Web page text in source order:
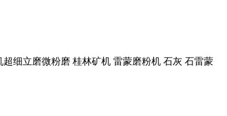
细立磨微粉磨 桂林矿机 雷蒙磨粉机 石灰 石雷蒙